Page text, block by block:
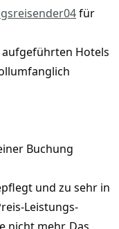
für
aufgeführten Hotels
Buchung
und zu sehr in
Leistungs-